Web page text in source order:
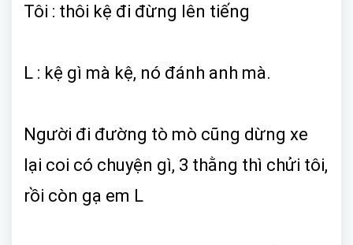
Tôi : thôi kệ đi đừng lên tiếng
L : kệ gì mà kệ, nó đánh anh mà.
Người đi đường tò mò cũng dừng xe
lại coi có chuyện gì, 3 thằng thì chửi tôi,
rồi còn gạ em L